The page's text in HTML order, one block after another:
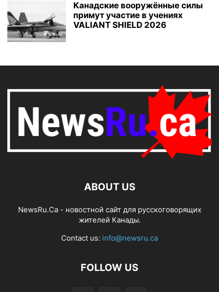
Канадские вооружённые силы
примут участие в учениях
VALIANT SHIELD 2026
ABOUT US
NewsRu.Ca - новостной сайт для русскоговорящих
жителей Канады.
Contact us: info@newsru.ca
FOLLOW US